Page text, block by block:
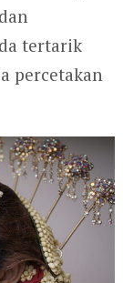
tertarik
percetakan